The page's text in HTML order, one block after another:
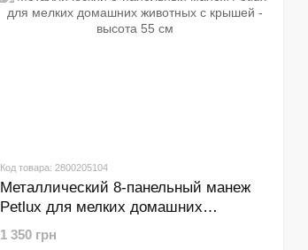
Код товара: 2800205104
Металлический 8-панельный манеж
Petlux для мелких домашних
животных с крышей - высота 55 см
1 350 грн